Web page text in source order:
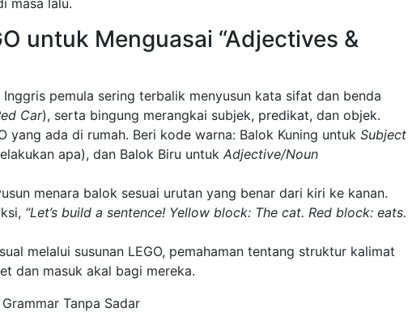
untuk Menguasai “Adjectives &
Inggris pemula sering terbalik menyusun kata sifat dan benda
Car), serta bingung merangkai subjek, predikat, dan objek.
yang ada di rumah. Beri kode warna: Balok Kuning untuk Subject
apa), dan Balok Biru untuk Adjective/Noun
menara balok sesuai urutan yang benar dari kiri ke kanan.
“Let’s build a sentence! Yellow block: The cat. Red block: eats.
melalui susunan LEGO, pemahaman tentang struktur kalimat
dan masuk akal bagi mereka.